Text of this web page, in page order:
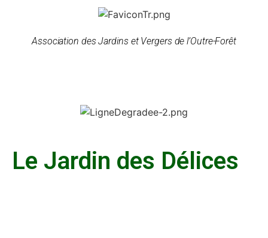
Association des Jardins et Vergers de l’Outre-Forêt
Le Jardin des Délices